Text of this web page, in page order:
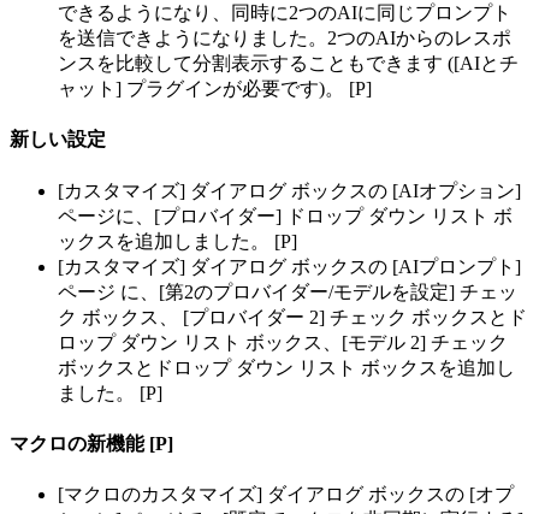
できるようになり、同時に2つのAIに同じプロンプト
を送信できようになりました。2つのAIからのレスポ
ンスを比較して分割表示することもできます ([AIとチ
ャット] プラグインが必要です)。 [P]
新しい設定
[カスタマイズ] ダイアログ ボックスの [AIオプション]
ページに、[プロバイダー] ドロップ ダウン リスト ボ
ックスを追加しました。 [P]
[カスタマイズ] ダイアログ ボックスの [AIプロンプト]
ページ に、[第2のプロバイダー/モデルを設定] チェッ
ク ボックス、 [プロバイダー 2] チェック ボックスとド
ロップ ダウン リスト ボックス、[モデル 2] チェック
ボックスとドロップ ダウン リスト ボックスを追加し
ました。 [P]
マクロの新機能 [P]
[マクロのカスタマイズ] ダイアログ ボックスの [オプ